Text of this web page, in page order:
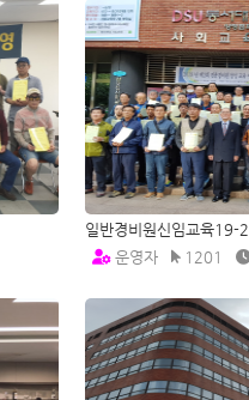
일반경비원신임교육19-
운영자
1201